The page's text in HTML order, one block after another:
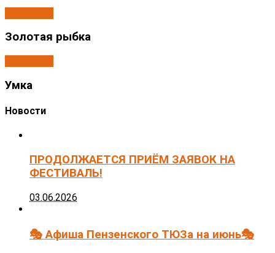
Золотая рыбка
Умка
Новости
ПРОДОЛЖАЕТСЯ ПРИЁМ ЗАЯВОК НА
ФЕСТИВАЛЬ!
03.06.2026
🎭 Афиша Пензенского ТЮЗа на июнь🎭